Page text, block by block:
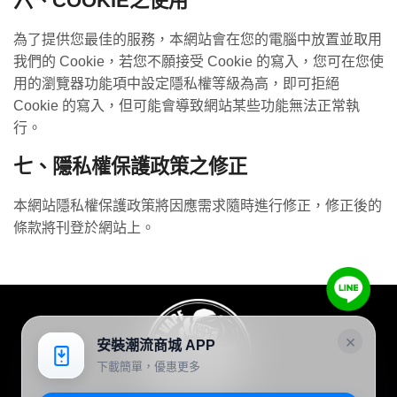
為了提供您最佳的服務，本網站會在您的電腦中放置並取用
我們的 Cookie，若您不願接受 Cookie 的寫入，您可在您使
用的瀏覽器功能項中設定隱私權等級為高，即可拒絕
Cookie 的寫入，但可能會導致網站某些功能無法正常執
行。
七、隱私權保護政策之修正
本網站隱私權保護政策將因應需求隨時進行修正，修正後的
條款將刊登於網站上。
×
安裝潮流商城 APP
下載簡單，優惠更多